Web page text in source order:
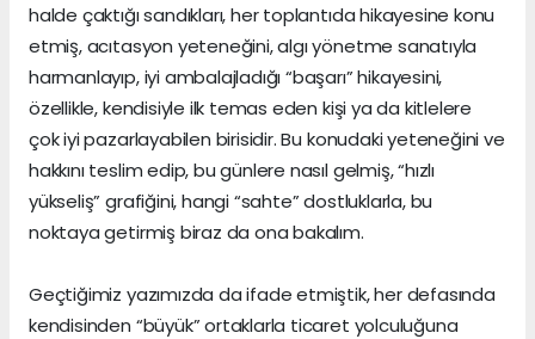
halde çaktığı sandıkları, her toplantıda hikayesine konu
etmiş, acıtasyon yeteneğini, algı yönetme sanatıyla
harmanlayıp, iyi ambalajladığı “başarı” hikayesini,
özellikle, kendisiyle ilk temas eden kişi ya da kitlelere
çok iyi pazarlayabilen birisidir. Bu konudaki yeteneğini ve
hakkını teslim edip, bu günlere nasıl gelmiş, “hızlı
yükseliş” grafiğini, hangi “sahte” dostluklarla, bu
noktaya getirmiş biraz da ona bakalım.
Geçtiğimiz yazımızda da ifade etmiştik, her defasında
kendisinden “büyük” ortaklarla ticaret yolculuğuna